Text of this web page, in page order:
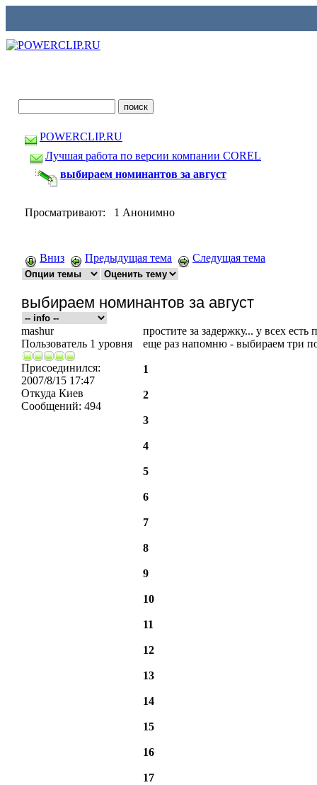
POWERCLIP.RU
Лучшая работа по версии компании COREL
выбираем номинантов за август
Просматривают: 1 Анонимно
Вниз Предыдущая тема Следущая тема
выбираем номинантов за август
mashur
Пользователь 1 уровня
Присоединился:
2007/8/15 17:47
Откуда Киев
Сообщений: 494
простите за задержку... у всех
еще раз напомню - выбираем три
1
2
3
4
5
6
7
8
9
10
11
12
13
14
15
16
17